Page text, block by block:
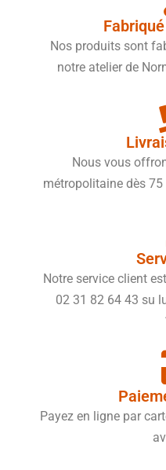
Nos produits sont
notre atelier de
Nous vous
métropolitaine dès
Notre service client
02 31 82 64 43 su
Payez en ligne par